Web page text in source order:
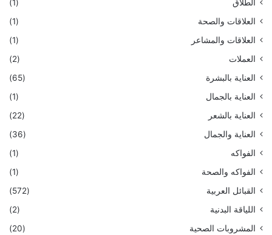
الطلاق
(1)
العلاقات والصحة
(1)
العلاقات والمشاعر
(1)
العملات
(2)
العناية بالبشرة
(65)
العناية بالجمال
(1)
العناية بالشعر
(22)
العناية والجمال
(36)
الفواكه
(1)
الفواكه والصحة
(1)
القبائل العربية
(572)
اللياقة البدنية
(2)
المشروبات الصحية
(20)